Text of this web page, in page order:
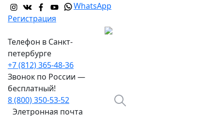
WhatsApp
Регистрация
Телефон в Санкт-
петербурге
+7 (812) 365-48-36
Звонок по России —
бесплатный!
8 (800) 350-53-52
Элетронная почта